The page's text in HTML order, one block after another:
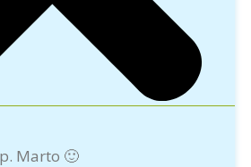
Marto 🙂